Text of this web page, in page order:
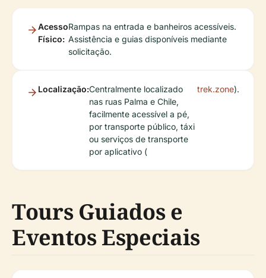
Acesso
Físico:
Rampas na entrada e banheiros acessíveis.
Assistência e guias disponíveis mediante
solicitação.
Localização:Centralmente localizado
nas ruas Palma e Chile,
facilmente acessível a pé,
por transporte público, táxi
ou serviços de transporte
por aplicativo (
trek.zone).
Tours Guiados e
Eventos Especiais